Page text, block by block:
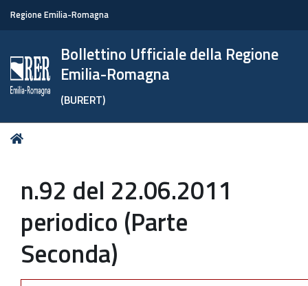
Regione Emilia-Romagna
Bollettino Ufficiale della Regione
Emilia-Romagna
(BURERT)
Tu
n.92 del 22.06.2011
periodico (Parte
Seconda)